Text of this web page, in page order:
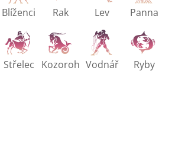
Blíženci Rak Lev Panna
Střelec Kozoroh Vodnář Ryby